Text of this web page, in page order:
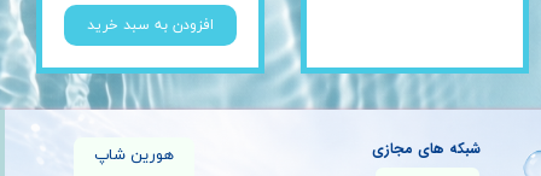
افزودن به سبد خرید
هورین شاپ
شبکه های مجازی